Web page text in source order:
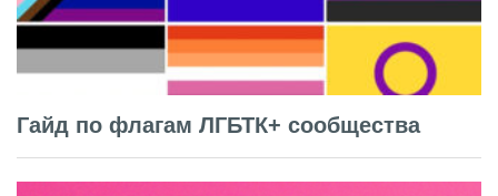
Гайд по флагам ЛГБТК+ сообщества